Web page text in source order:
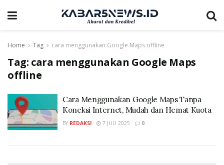
Home Tag cara menggunakan Google Maps offline
Tag: cara menggunakan Google Maps
offline
Cara Menggunakan Google Maps Tanpa
Koneksi Internet, Mudah dan Hemat Kuota
BY REDAKSI 7 JULI 2025 0